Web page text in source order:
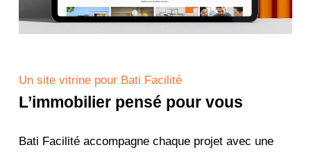
Un site vitrine pour Bati Facilité
L’immobilier pensé pour vous
Bati Facilité accompagne chaque projet avec une